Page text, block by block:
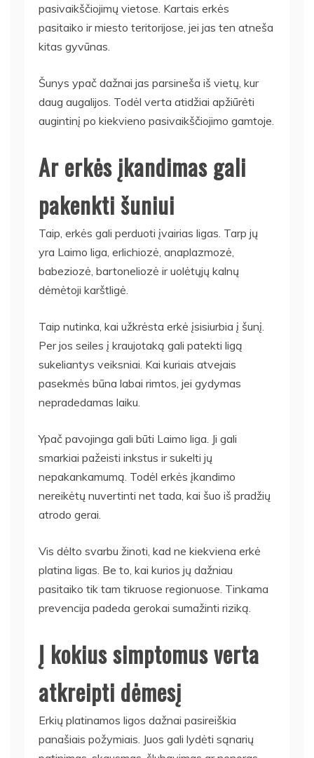
pasivaikščiojimų vietose. Kartais erkės
pasitaiko ir miesto teritorijose, jei jas ten atneša
kitas gyvūnas.
Šunys ypač dažnai jas parsineša iš vietų, kur
daug augalijos. Todėl verta atidžiai apžiūrėti
augintinį po kiekvieno pasivaikščiojimo gamtoje.
Ar erkės įkandimas gali
pakenkti šuniui
Taip, erkės gali perduoti įvairias ligas. Tarp jų
yra Laimo liga, erlichiozė, anaplazmozė,
babeziozė, bartoneliozė ir uolėtųjų kalnų
dėmėtoji karštligė.
Taip nutinka, kai užkrėsta erkė įsisiurbia į šunį.
Per jos seiles į kraujotaką gali patekti ligą
sukeliantys veiksniai. Kai kuriais atvejais
pasekmės būna labai rimtos, jei gydymas
nepradedamas laiku.
Ypač pavojinga gali būti Laimo liga. Ji gali
smarkiai pažeisti inkstus ir sukelti jų
nepakankamumą. Todėl erkės įkandimo
nereikėtų nuvertinti net tada, kai šuo iš pradžių
atrodo gerai.
Vis dėlto svarbu žinoti, kad ne kiekviena erkė
platina ligas. Be to, kai kurios jų dažniau
pasitaiko tik tam tikruose regionuose. Tinkama
prevencija padeda gerokai sumažinti riziką.
Į kokius simptomus verta
atkreipti dėmesį
Erkių platinamos ligos dažnai pasireiškia
panašiais požymiais. Juos gali lydėti sąnarių